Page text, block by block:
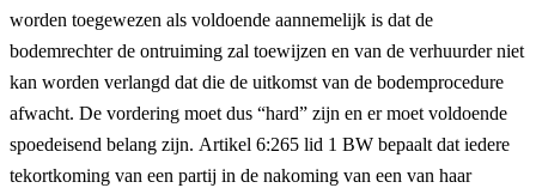
worden toegewezen als voldoende aannemelijk is dat de
bodemrechter de ontruiming zal toewijzen en van de verhuurder niet
kan worden verlangd dat die de uitkomst van de bodemprocedure
afwacht. De vordering moet dus “hard” zijn en er moet voldoende
spoedeisend belang zijn. Artikel 6:265 lid 1 BW bepaalt dat iedere
tekortkoming van een partij in de nakoming van een van haar